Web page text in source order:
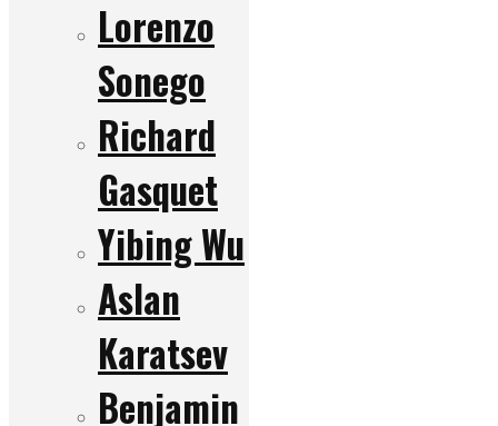
Lorenzo
Sonego
Richard
Gasquet
Yibing Wu
Aslan
Karatsev
Benjamin